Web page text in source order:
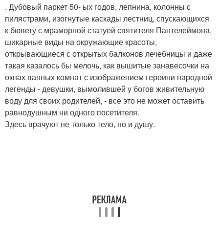
. Дубовый паркет 50- ых годов, лепнина, колонны с
пилястрами, изогнутые каскады лестниц, спускающихся
к бювету с мраморной статуей святителя Пантелеймона,
шикарные виды на окружающие красоты,
открывающиеся с открытых балконов лечебницы и даже
такая казалось бы мелочь, как вышитые занавесочки на
окнах ванных комнат с изображением героини народной
легенды - девушки, вымолившей у богов живительную
воду для своих родителей, - все это не может оставить
равнодушным ни одного посетителя.
Здесь врачуют не только тело, но и душу.